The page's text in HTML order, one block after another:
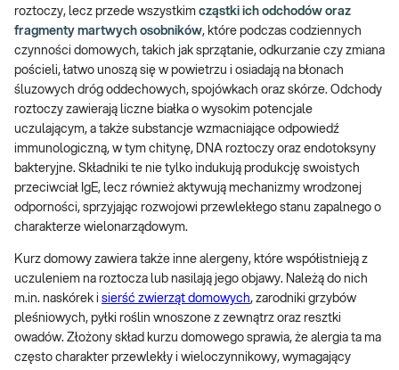
roztoczy, lecz przede wszystkim cząstki ich odchodów oraz
fragmenty martwych osobników, które podczas codziennych
czynności domowych, takich jak sprzątanie, odkurzanie czy zmiana
pościeli, łatwo unoszą się w powietrzu i osiadają na błonach
śluzowych dróg oddechowych, spojówkach oraz skórze. Odchody
roztoczy zawierają liczne białka o wysokim potencjale
uczulającym, a także substancje wzmacniające odpowiedź
immunologiczną, w tym chitynę, DNA roztoczy oraz endotoksyny
bakteryjne. Składniki te nie tylko indukują produkcję swoistych
przeciwciał IgE, lecz również aktywują mechanizmy wrodzonej
odporności, sprzyjając rozwojowi przewlekłego stanu zapalnego o
charakterze wielonarządowym.
Kurz domowy zawiera także inne alergeny, które współistnieją z
uczuleniem na roztocza lub nasilają jego objawy. Należą do nich
m.in. naskórek i sierść zwierząt domowych, zarodniki grzybów
pleśniowych, pyłki roślin wnoszone z zewnątrz oraz resztki
owadów. Złożony skład kurzu domowego sprawia, że alergia ta ma
często charakter przewlekły i wieloczynnikowy, wymagający